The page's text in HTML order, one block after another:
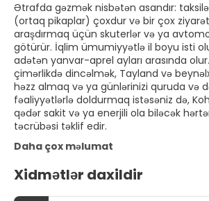
Ətrafda gəzmək nisbətən asandır:
(ortaq pikaplar) çoxdur və bir çox
araşdırmaq üçün skuterlər və ya
götürür. İqlim ümumiyyətlə il boyu isti
adətən yanvar-aprel ayları arasında
çimərlikdə dincəlmək, Tayland və
həzz almaq və ya günlərinizi quruda və
fəaliyyətlərlə doldurmaq istəsəniz də,
qədər sakit və ya enerjili ola biləcək
təcrübəsi təklif edir.
Daha çox məlumat
Xidmətlər daxildir